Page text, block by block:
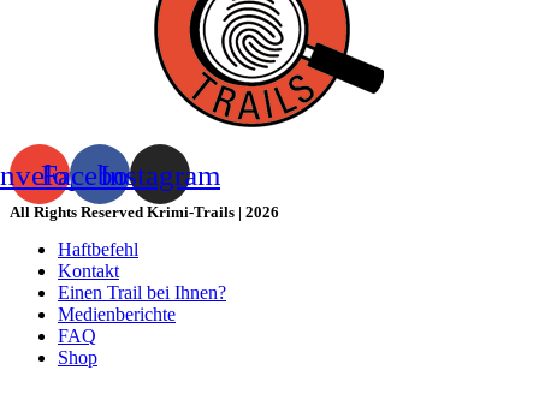
FacebookInstagram
All Rights Reserved Krimi-Trails | 2026
Haftbefehl
Kontakt
Einen Trail bei Ihnen?
Medienberichte
FAQ
Shop